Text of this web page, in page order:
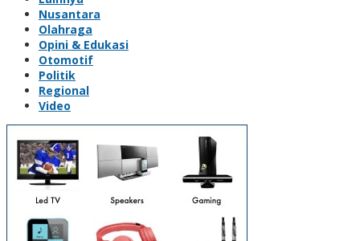
Nusantara
Olahraga
Opini & Edukasi
Otomotif
Politik
Regional
Video